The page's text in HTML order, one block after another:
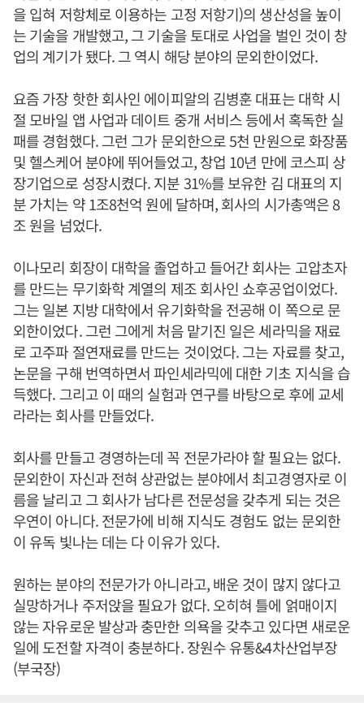
을 입혀 저항체로 이용하는 고정 저항기)의 생산성을 높이
는 기술을 개발했고, 그 기술을 토대로 사업을 벌인 것이 창
업의 계기가 됐다. 그 역시 해당 분야의 문외한이었다.
요즘 가장 핫한 회사인 에이피알의 김병훈 대표는 대학 시
절 모바일 앱 사업과 데이트 중개 서비스 등에서 혹독한 실
패를 경험했다. 그런 그가 문외한으로 5천 만원으로 화장품
및 헬스케어 분야에 뛰어들었고, 창업 10년 만에 코스피 상
장기업으로 성장시켰다. 지분 31%를 보유한 김 대표의 지
분 가치는 약 1조8천억 원에 달하며, 회사의 시가총액은 8
조 원을 넘었다.
이나모리 회장이 대학을 졸업하고 들어간 회사는 고압초자
를 만드는 무기화학 계열의 제조 회사인 쇼후공업이었다.
그는 일본 지방 대학에서 유기화학을 전공해 이 쪽으로 문
외한이었다. 그런 그에게 처음 맡기진 일은 세라믹을 재료
로 고주파 절연재료를 만드는 것이었다. 그는 자료를 찾고,
논문을 구해 번역하면서 파인세라믹에 대한 기초 지식을 습
득했다. 그리고 이 때의 실험과 연구를 바탕으로 후에 교세
라라는 회사를 만들었다.
회사를 만들고 경영하는데 꼭 전문가라야 할 필요는 없다.
문외한이 자신과 전혀 상관없는 분야에서 최고경영자로 이
름을 날리고 그 회사가 남다른 전문성을 갖추게 되는 것은
우연이 아니다. 전문가에 비해 지식도 경험도 없는 문외한
이 유독 빛나는 데는 다 이유가 있다.
원하는 분야의 전문가가 아니라고, 배운 것이 많지 않다고
실망하거나 주저앉을 필요가 없다. 오히혀 틀에 얽매이지
않는 자유로운 발상과 충만한 의욕을 갖추고 있다면 새로운
일에 도전할 자격이 충분하다. 장원수 유통&4차산업부장
(부국장)